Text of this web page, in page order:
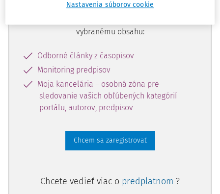
vybranému obsahu:
Odborné články z časopisov
Monitoring predpisov
Moja kancelária – osobná zóna pre
sledovanie vašich obľúbených kategórií
portálu, autorov, predpisov
Chcem sa zaregistrovať
Chcete vedieť viac o predplatnom ?
Nastavenia súborov cookie